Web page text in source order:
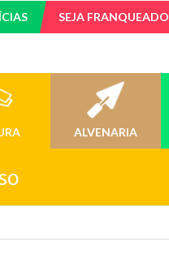
SEJA FRANQUEADO
ALVENARIA